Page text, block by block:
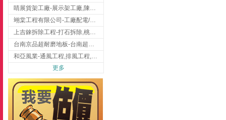
睛展貨架工廠-展示架工廠,陳列架,台中展示架工廠
翊棠工程有限公司-工廠配電/高雄消防機電公司
上吉錸拆除工程-打石拆除,桃園打石拆除,桃園拆除工程
台南京品超耐磨地板-台南超耐磨地板
和亞風業-通風工程,排風工程,彰化通風工程,彰化排風工程
更多